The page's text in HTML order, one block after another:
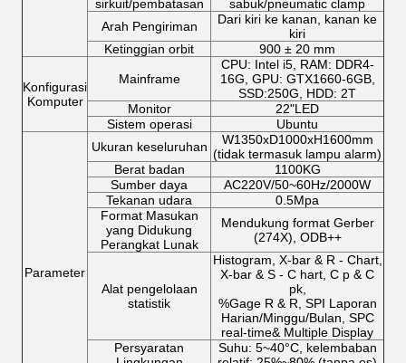
sirkuit/pembatasan
sabuk/pneumatic clamp
Arah Pengiriman
Dari kiri ke kanan, kanan ke
kiri
Ketinggian orbit
900 ± 20 mm
Konfigurasi
Komputer
Mainframe
CPU: Intel i5, RAM: DDR4-
16G, GPU: GTX1660-6GB,
SSD:250G, HDD: 2T
Monitor
22"LED
Sistem operasi
Ubuntu
Parameter
Ukuran keseluruhan
W1350xD1000xH1600mm
(tidak termasuk lampu alarm)
Berat badan
1100KG
Sumber daya
AC220V/50~60Hz/2000W
Tekanan udara
0.5Mpa
Format Masukan
yang Didukung
Perangkat Lunak
Mendukung format Gerber
(274X), ODB++
Alat pengelolaan
statistik
Histogram, X-bar & R - Chart,
X-bar & S - C hart, C p & C
pk,
%Gage R & R, SPI Laporan
Harian/Minggu/Bulan, SPC
real-time& Multiple Display
Persyaratan
Suhu: 5~40°C, kelembaban